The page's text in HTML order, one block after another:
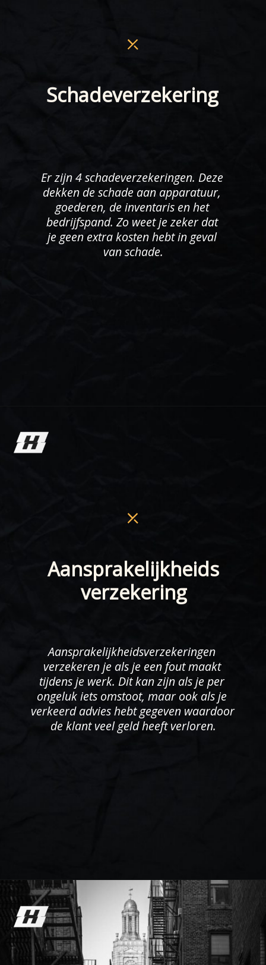
Er zijn 4 schadeverzekeringen. Deze
dekken de schade aan apparatuur,
goederen, de inventaris en het
bedrijfspand. Zo weet je zeker dat
je geen extra kosten hebt in geval
van schade.
Schadeverzekering
Aansprakelijkheidsverzekeringen
verzekeren je als je een fout maakt
tijdens je werk. Dit kan zijn als je per
ongeluk iets omstoot, maar ook als je
verkeerd advies hebt gegeven waardoor
de klant veel geld heeft verloren.
Aansprakelijkheids
verzekering